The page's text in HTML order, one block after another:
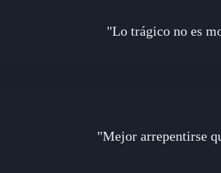
"Lo trágico no es
"Mejor arrepentirse